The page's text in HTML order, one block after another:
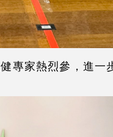
專家熱烈參，進